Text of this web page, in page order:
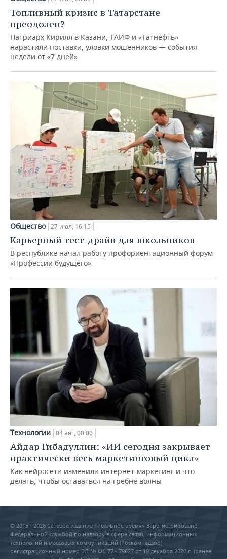
Топливный кризис в Татарстане
преодолен?
Патриарх Кирилл в Казани, ТАИФ и «Татнефть»
нарастили поставки, уловки мошенников — события
недели от «7 дней»
Общество 27 июл, 16:15
Карьерный тест-драйв для школьников
В республике начал работу профориентационный форум
«Профессии будущего»
Технологии 04 авг, 00:00
Айдар Гибадуллин: «ИИ сегодня закрывает
практически весь маркетинговый цикл»
Как нейросети изменили интернет-маркетинг и что
делать, чтобы оставаться на гребне волны
© 2015 - 2026 Сетевое издание «Реальное время» Зарегистрировано
Федеральной службой по надзору в сфере связи, информационных
технологий и массовых коммуникаций (Роскомнадзор) –
регистрационный номер ЭЛ № ФС 77 - 79627 от 18 декабря 2020 г. (ранее